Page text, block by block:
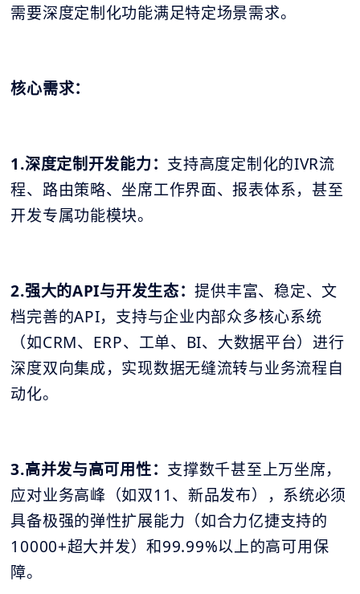
需要深度定制化功能满足特定场景需求。
核心需求：
1.深度定制开发能力：支持高度定制化的IVR流
程、路由策略、坐席工作界面、报表体系，甚至
开发专属功能模块。
2.强大的API与开发生态：提供丰富、稳定、文
档完善的API，支持与企业内部众多核心系统
（如CRM、ERP、工单、BI、大数据平台）进行
深度双向集成，实现数据无缝流转与业务流程自
动化。
3.高并发与高可用性：支撑数千甚至上万坐席，
应对业务高峰（如双11、新品发布），系统必须
具备极强的弹性扩展能力（如合力亿捷支持的
10000+超大并发）和99.99%以上的高可用保
障。